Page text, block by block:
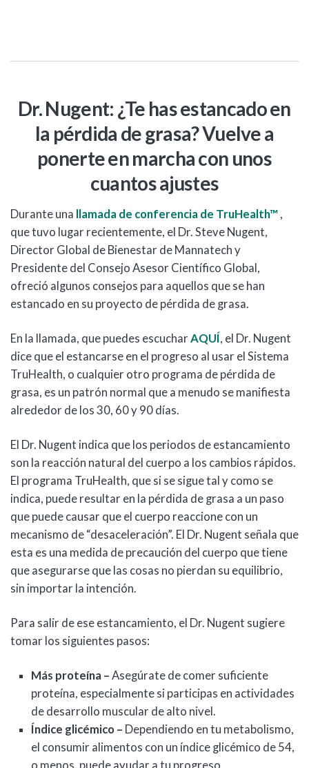
Dr. Nugent: ¿Te has estancado en
la pérdida de grasa? Vuelve a
ponerte en marcha con unos
cuantos ajustes
Durante una llamada de conferencia de TruHealth™ ,
que tuvo lugar recientemente, el Dr. Steve Nugent,
Director Global de Bienestar de Mannatech y
Presidente del Consejo Asesor Científico Global,
ofreció algunos consejos para aquellos que se han
estancado en su proyecto de pérdida de grasa.
En la llamada, que puedes escuchar AQUÍ, el Dr. Nugent
dice que el estancarse en el progreso al usar el Sistema
TruHealth, o cualquier otro programa de pérdida de
grasa, es un patrón normal que a menudo se manifiesta
alrededor de los 30, 60 y 90 días.
El Dr. Nugent indica que los periodos de estancamiento
son la reacción natural del cuerpo a los cambios rápidos.
El programa TruHealth, que si se sigue tal y como se
indica, puede resultar en la pérdida de grasa a un paso
que puede causar que el cuerpo reaccione con un
mecanismo de “desaceleración”. El Dr. Nugent señala que
esta es una medida de precaución del cuerpo que tiene
que asegurarse que las cosas no pierdan su equilibrio,
sin importar la intención.
Para salir de ese estancamiento, el Dr. Nugent sugiere
tomar los siguientes pasos:
Más proteína – Asegúrate de comer suficiente
proteína, especialmente si participas en actividades
de desarrollo muscular de alto nivel.
Índice glicémico – Dependiendo en tu metabolismo,
el consumir alimentos con un índice glicémico de 54,
o menos, puede ayudar a tu progreso.